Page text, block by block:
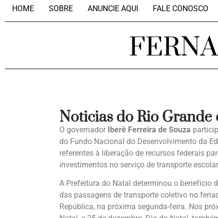
HOME SOBRE ANUNCIE AQUI FALE CONOSCO
Noticias do Rio Grande
O governador Iberê Ferreira de Souza
do Fundo Nacional do Desenvolvimento da
referentes à liberação de recursos federais
investimentos no serviço de transporte
A Prefeitura do Natal determinou o benefício
das passagens de transporte coletivo no
República, na próxima segunda-feira. Nos